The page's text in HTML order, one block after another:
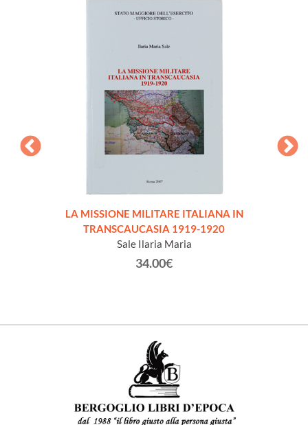
LA MISSIONE MILITARE ITALIANA IN
TRANSCAUCASIA 1919-1920
Sale Ilaria Maria
34.00€